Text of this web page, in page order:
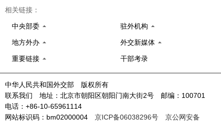
相关链接：
中央部委 驻外机构
地方外办 外交新媒体
重要链接 干部考录
中华人民共和国外交部 版权所有
联系我们 地址：北京市朝阳区朝阳门南大街2号 邮编：100701
电话：+86-10-65961114
网站标识码：bm02000004 京ICP备06038296号 京公网安备